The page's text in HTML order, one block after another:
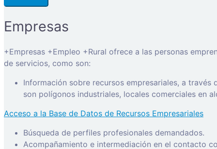
Empresas
+Empresas +Empleo +Rural ofrece a las personas
de servicios, como son:
Información sobre recursos empresariales, a
son polígonos industriales, locales comerciales en
Acceso a la Base de Datos de Recursos Empresariales
Búsqueda de perfiles profesionales demandados.
Acompañamiento e intermediación en el contacto